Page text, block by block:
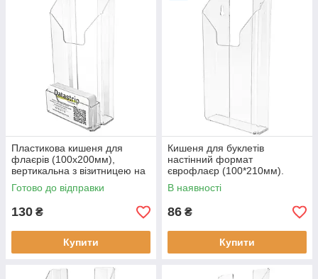
Пластикова кишеня для
флаєрів (100х200мм),
вертикальна з візитницею на
скотчі
Готово до відправки
130 ₴
Купити
Кишеня для буклетів
настінний формат
єврофлаєр (100*210мм).
Кріплення під саморізи
В наявності
86 ₴
Купити